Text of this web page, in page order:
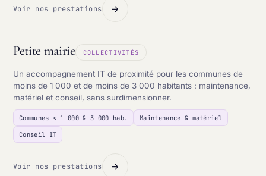
Voir nos prestations
Petite mairie COLLECTIVITÉS
Un accompagnement IT de proximité pour les communes de
moins de 1 000 et de moins de 3 000 habitants : maintenance,
matériel et conseil, sans surdimensionner.
Communes < 1 000 & 3 000 hab.
Maintenance & matériel
Conseil IT
Voir nos prestations